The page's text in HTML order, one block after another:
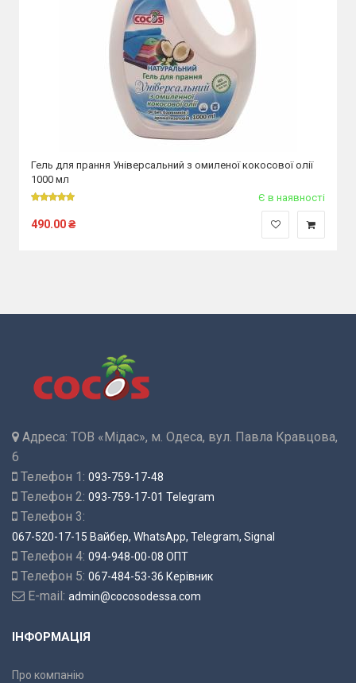
Гель для прання Універсальний з омиленої кокосової олії
1000 мл
Є в наявності
490.00₴
Адреса: ТОВ «Мідас», м. Одеса, вул. Павла Кравцова,
6
Телефон 1: 093-759-17-48
Телефон 2: 093-759-17-01 Telegram
Телефон 3:
067-520-17-15 Вайбер, WhatsApp, Telegram, Signal
Телефон 4: 094-948-00-08 ОПТ
Телефон 5: 067-484-53-36 Керівник
E-mail: admin@cocosodessa.com
ІНФОРМАЦІЯ
Про компанію